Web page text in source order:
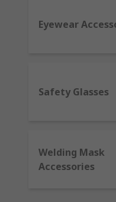
Eye & face
engineers,
education,
We understand
ensure we can
Eyewear
Safety Glasses
Welding Mask
Accessories